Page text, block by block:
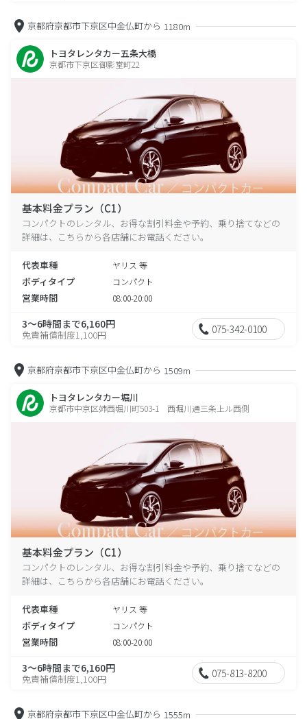
京都府京都市下京区中金仏町から 1180m
トヨタレンタカー五条大橋
京都市下京区御影堂町22
基本料金プラン（C1）
コンパクトのレンタル、お得な割引料金や予約、乗り捨てなどの
詳細は、こちらから各店舗にお電話ください。
代表車種 ヤリス 等
ボディタイプ コンパクト
営業時間 08:00-20:00
3～6時間まで6,160円
免責補償制度1,100円 075-342-0100
京都府京都市下京区中金仏町から 1509m
トヨタレンタカー堀川
京都市中京区姉西堀川町503-1 西堀川通三条上ル西側
基本料金プラン（C1）
コンパクトのレンタル、お得な割引料金や予約、乗り捨てなどの
詳細は、こちらから各店舗にお電話ください。
代表車種 ヤリス 等
ボディタイプ コンパクト
営業時間 08:00-20:00
3～6時間まで6,160円
免責補償制度1,100円 075-813-8200
京都府京都市下京区中金仏町から 1555m